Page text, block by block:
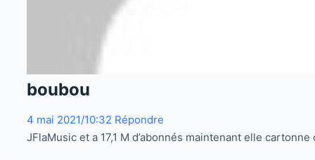
boubou
4 mai 2021/10:32 Répondre
JFlaMusic et a 17,1 M d’abonnés maintenant elle